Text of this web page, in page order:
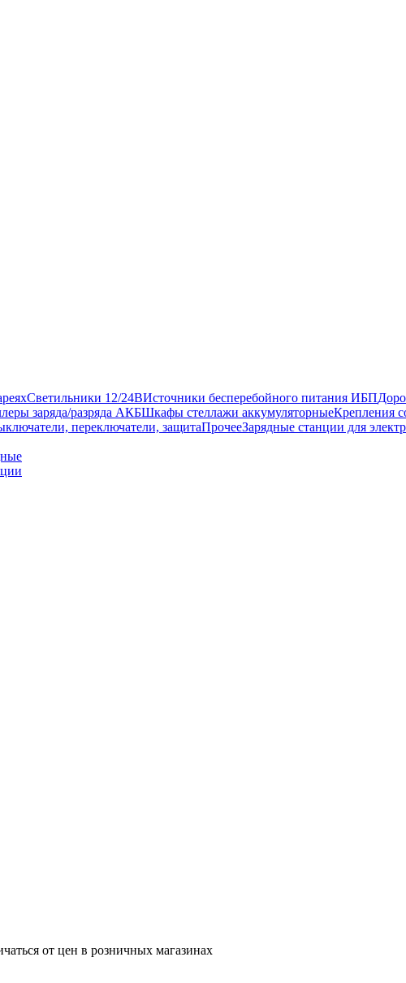
Светильники 12/24ВИсточники бесперебойного питания ИБП
заряда/разряда АКБШкафы стеллажи аккумуляторныеКрепления
переключатели, защитаПрочееЗарядные станции для
от цен в розничных магазинах